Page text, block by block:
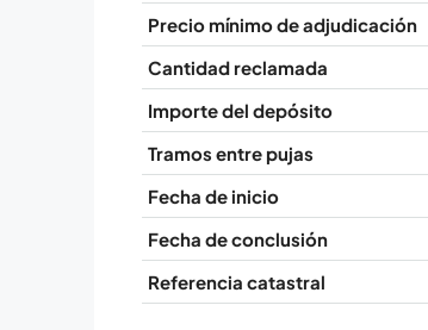
Precio mínimo de adjudicación
Cantidad reclamada
Importe del depósito
Tramos entre pujas
Fecha de inicio
Fecha de conclusión
Referencia catastral